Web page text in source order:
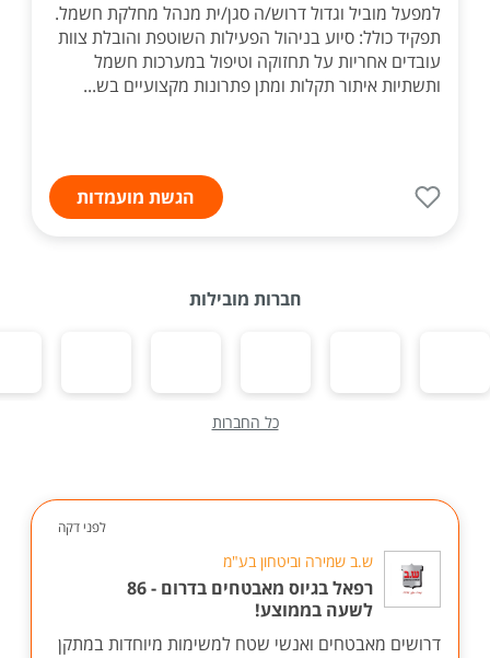
למפעל מוביל וגדול דרוש/ה סגן/ית מנהל מחלקת חשמל.
תפקיד כולל: סיוע בניהול הפעילות השוטפת והובלת צוות
עובדים אחריות על תחזוקה וטיפול במערכות חשמל
ותשתיות איתור תקלות ומתן פתרונות מקצועיים בש...
הגשת מועמדות
חברות מובילות
כל החברות
לפני דקה
ש.ב שמירה וביטחון בע"מ
רפאל בגיוס מאבטחים בדרום - 86
לשעה בממוצע!
דרושים מאבטחים ואנשי שטח למשימות מיוחדות במתקן